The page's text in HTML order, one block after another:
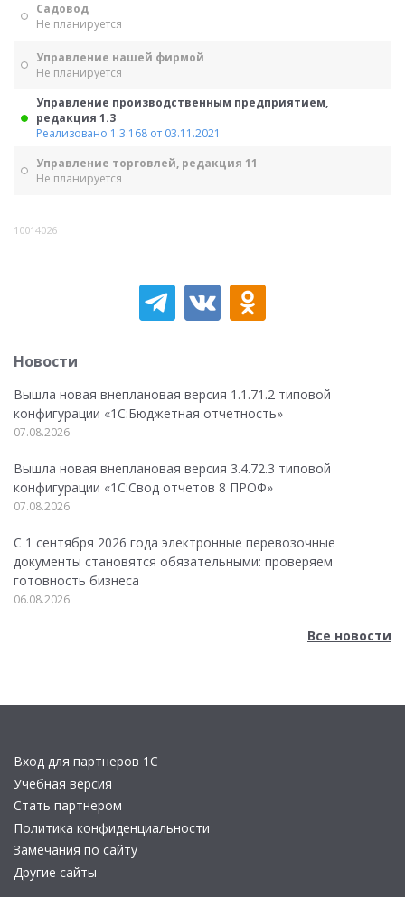
Садовод
Не планируется
Управление нашей фирмой
Не планируется
Управление производственным предприятием,
редакция 1.3
Реализовано 1.3.168 от 03.11.2021
Управление торговлей, редакция 11
Не планируется
10014026
Новости
Вышла новая внеплановая версия 1.1.71.2 типовой
конфигурации «1C:Бюджетная отчетность»
07.08.2026
Вышла новая внеплановая версия 3.4.72.3 типовой
конфигурации «1C:Свод отчетов 8 ПРОФ»
07.08.2026
С 1 сентября 2026 года электронные перевозочные
документы становятся обязательными: проверяем
готовность бизнеса
06.08.2026
Все новости
Вход для партнеров 1С
Учебная версия
Стать партнером
Политика конфиденциальности
Замечания по сайту
Другие сайты